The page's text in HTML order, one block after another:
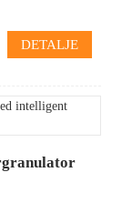
DETALJE